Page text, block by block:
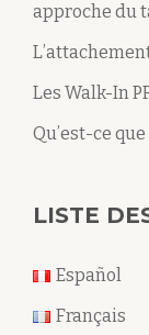
approche du
Les Walk-In
Qu’est-ce
LISTE
Español
Français